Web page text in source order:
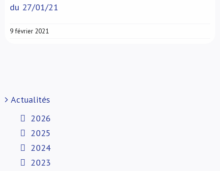
du 27/01/21
9 février 2021
Actualités
2026
2025
2024
2023